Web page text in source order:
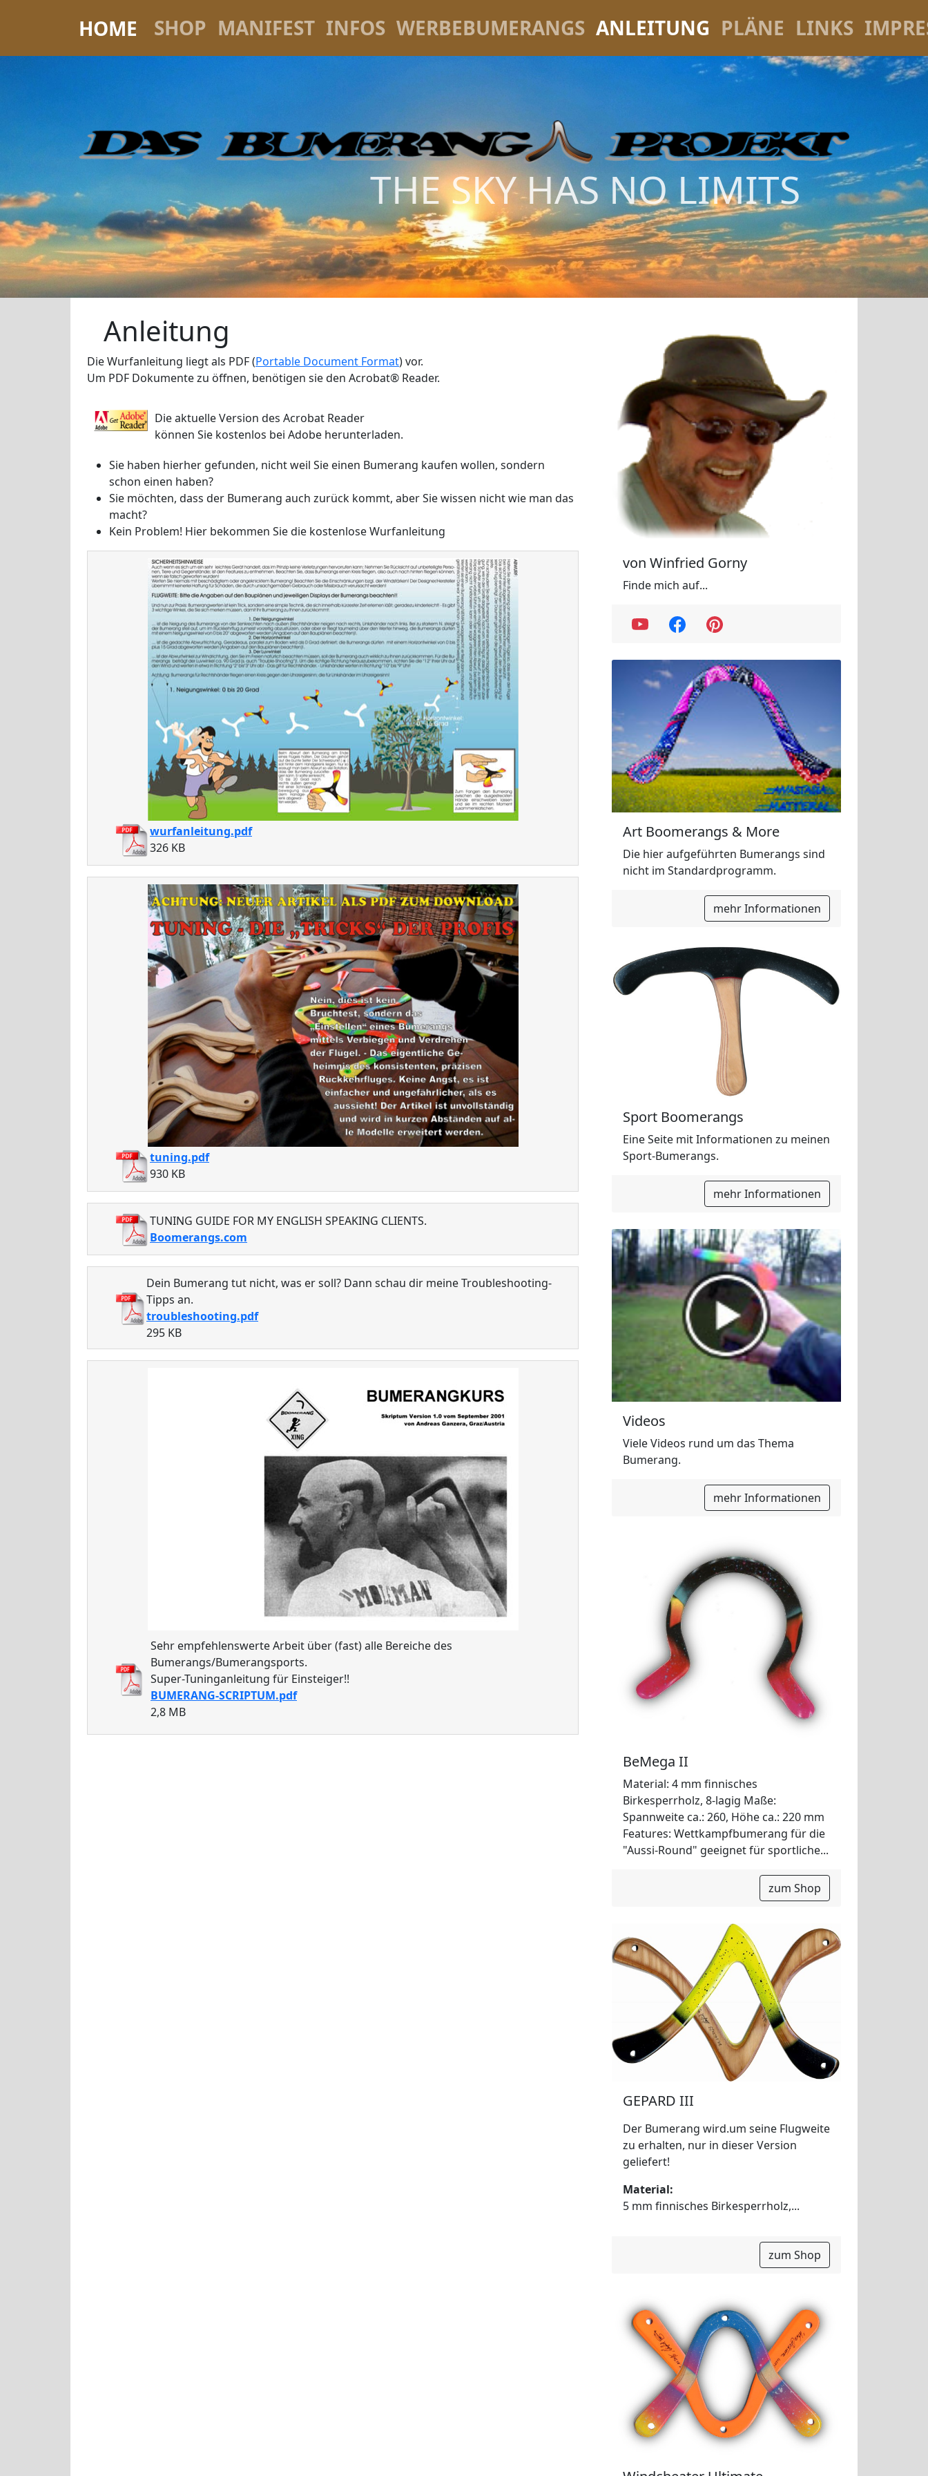
HOME SHOP MANIFEST INFOS WERBEBUMERANGS ANLEITUNG PLÄNE LINKS
THE SKY HAS NO LIMITS
Anleitung
Die Wurfanleitung liegt als PDF (Portable Document Format) vor.
Um PDF Dokumente zu öffnen, benötigen sie den Acrobat® Reader.
Die aktuelle Version des Acrobat Reader
können Sie kostenlos bei Adobe herunterladen.
Sie haben hierher gefunden, nicht weil Sie einen Bumerang kaufen wollen, sondern
schon einen haben?
Sie möchten, dass der Bumerang auch zurück kommt, aber Sie wissen nicht wie man das
macht?
Kein Problem! Hier bekommen Sie die kostenlose Wurfanleitung
wurfanleitung.pdf
326 KB
tuning.pdf
930 KB
TUNING GUIDE FOR MY ENGLISH SPEAKING CLIENTS.
Boomerangs.com
Dein Bumerang tut nicht, was er soll? Dann schau dir meine Troubleshooting-
Tipps an.
troubleshooting.pdf
295 KB
Sehr empfehlenswerte Arbeit über (fast) alle Bereiche des
Bumerangs/Bumerangsports.
Super-Tuninganleitung für Einsteiger!!
BUMERANG-SCRIPTUM.pdf
2,8 MB
von Winfried Gorny
Finde mich auf...
Art Boomerangs & More
Die hier aufgeführten Bumerangs sind
nicht im Standardprogramm.
mehr Informationen
Sport Boomerangs
Eine Seite mit Informationen zu meinen
Sport-Bumerangs.
mehr Informationen
Videos
Viele Videos rund um das Thema
Bumerang.
mehr Informationen
BeMega II
Material: 4 mm finnisches
Birkesperrholz, 8-lagig Maße:
Spannweite ca.: 260, Höhe ca.: 220 mm
Features: Wettkampfbumerang für die
"Aussi-Round" geeignet für sportliche...
zum Shop
GEPARD III
Der Bumerang wird.um seine Flugweite
zu erhalten, nur in dieser Version
geliefert!
Material:
5 mm finnisches Birkesperrholz,...
zum Shop